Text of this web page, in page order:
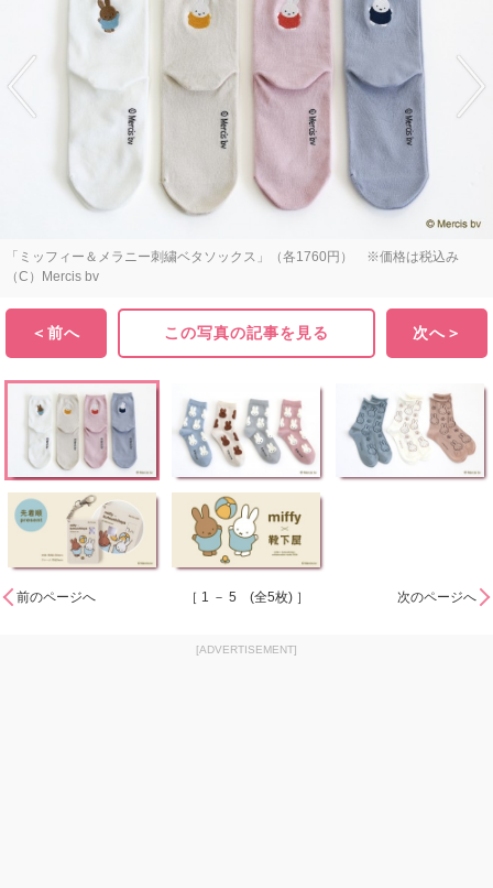
「ミッフィー＆メラニー刺繍ベタソックス」（各1760円） ※価格は税込み
（C）Mercis bv
＜前へ この写真の記事を見る 次へ＞
前のページへ ［ 1 － 5 (全5枚) ］ 次のページへ
[ADVERTISEMENT]